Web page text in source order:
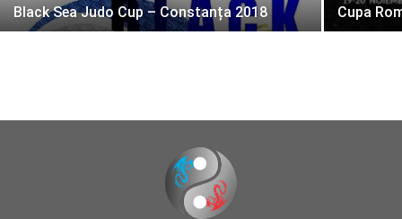
Black Sea Judo Cup – Constanța 2018 Cupa